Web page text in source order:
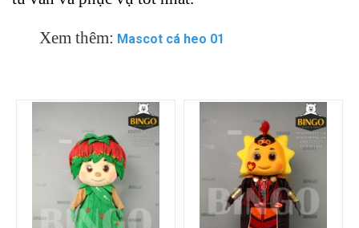
Xem thêm: Mascot cá heo 01